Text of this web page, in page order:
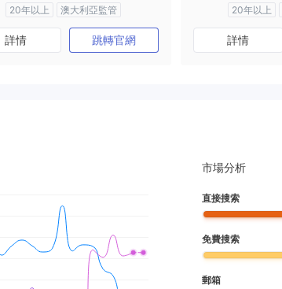
20年以上
澳大利亞監管
全牌照 (MM)
cTrader
詳情 跳轉官網
20年以上
全牌照 (MM)
詳情
市場分析
直接搜索
免費搜索
郵箱